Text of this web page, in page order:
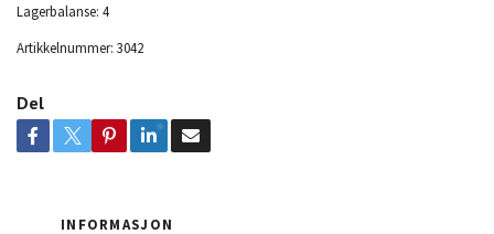
Lagerbalanse: 4
Artikkelnummer: 3042
Del
INFORMASJON